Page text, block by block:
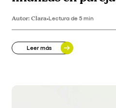
Autor:Clara•Lectura de 5 min
Leer más